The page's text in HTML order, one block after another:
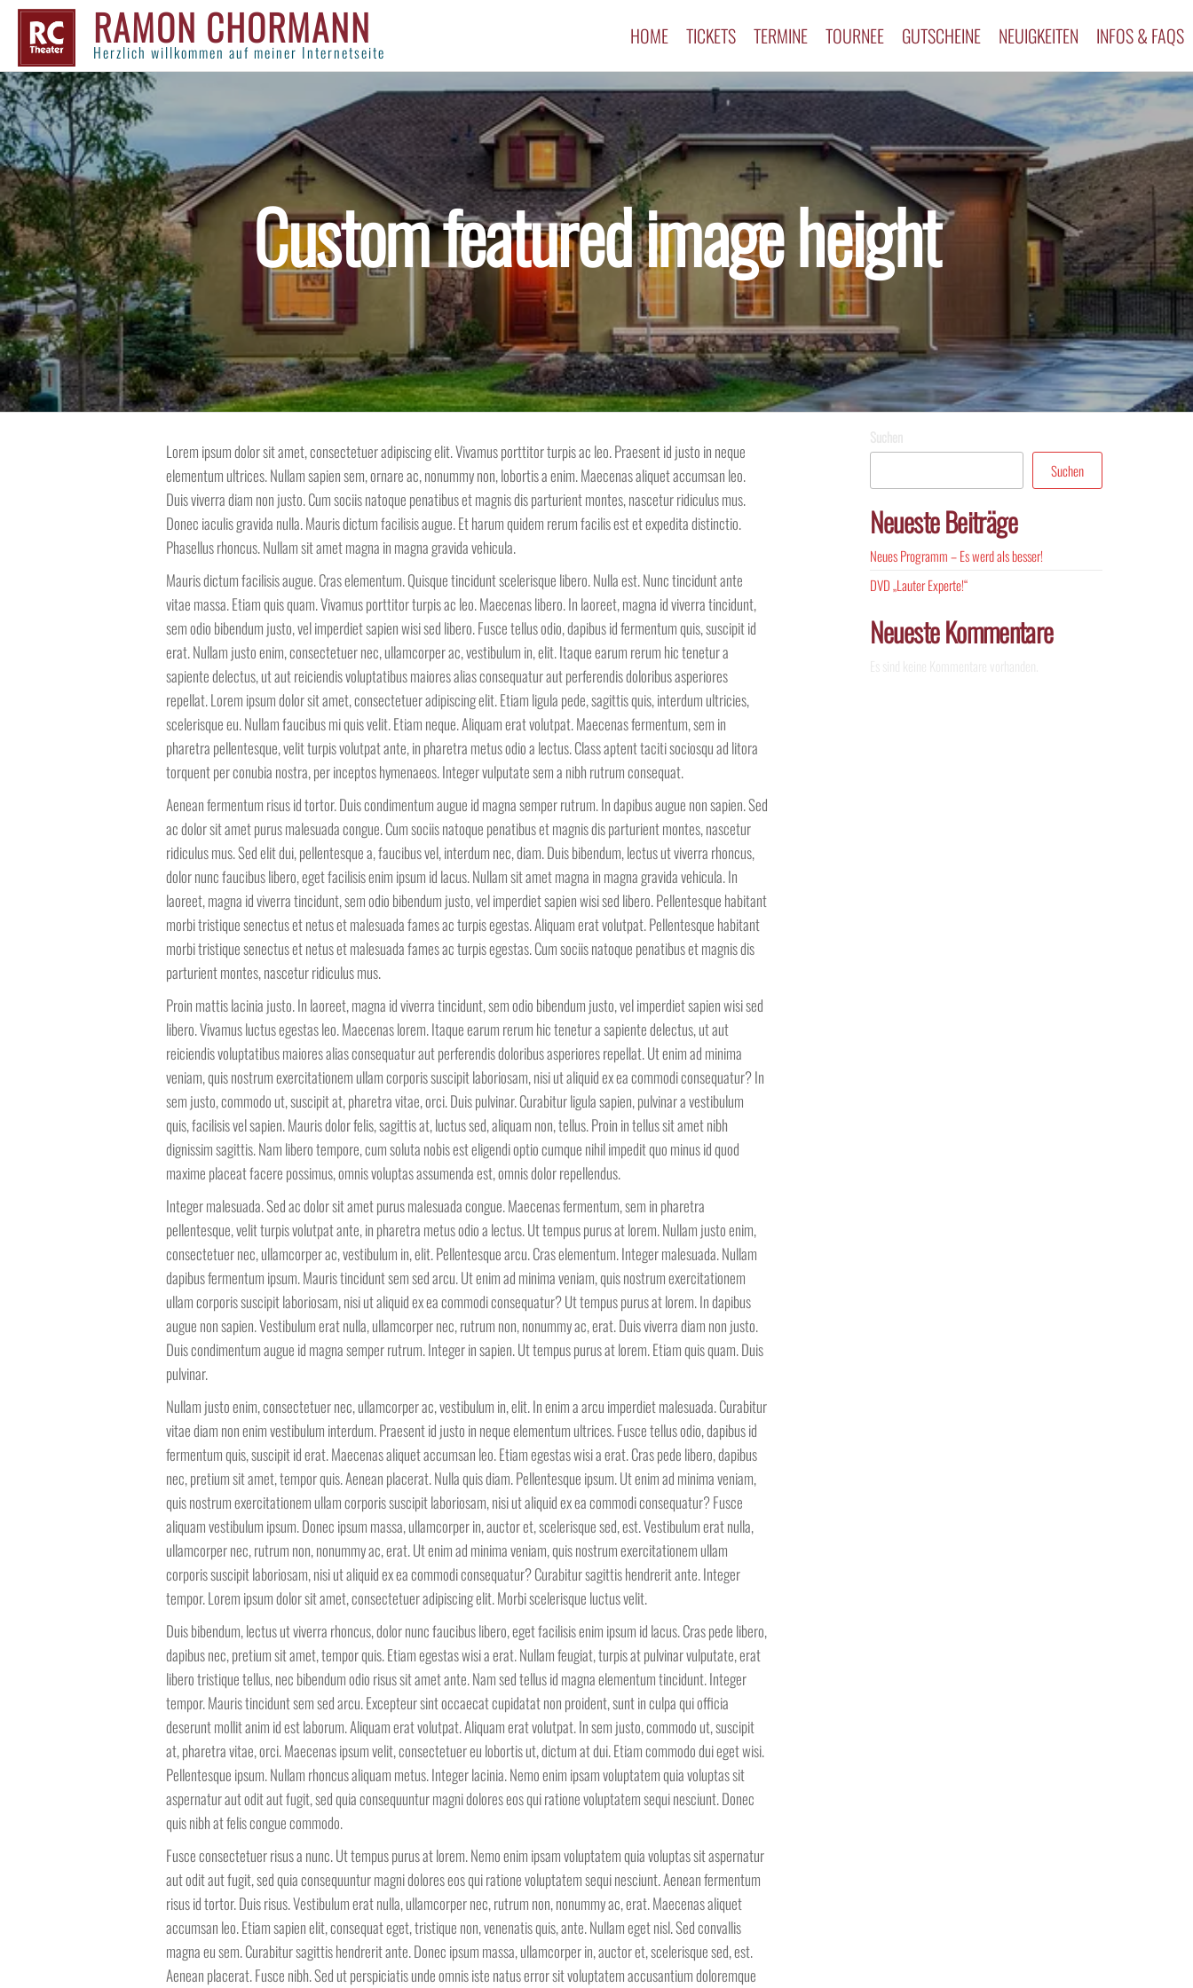
RAMON CHORMANN
Herzlich willkommen auf meiner Internetseite
HOME TICKETS TERMINE TOURNEE GUTSCHEINE NEUIGKEITEN INFOS & FAQS
Custom featured image height
Lorem ipsum dolor sit amet, consectetuer adipiscing elit. Vivamus porttitor turpis ac leo. Praesent id justo in neque
elementum ultrices. Nullam sapien sem, ornare ac, nonummy non, lobortis a enim. Maecenas aliquet accumsan leo.
Duis viverra diam non justo. Cum sociis natoque penatibus et magnis dis parturient montes, nascetur ridiculus mus.
Donec iaculis gravida nulla. Mauris dictum facilisis augue. Et harum quidem rerum facilis est et expedita distinctio.
Phasellus rhoncus. Nullam sit amet magna in magna gravida vehicula.
Mauris dictum facilisis augue. Cras elementum. Quisque tincidunt scelerisque libero. Nulla est. Nunc tincidunt ante
vitae massa. Etiam quis quam. Vivamus porttitor turpis ac leo. Maecenas libero. In laoreet, magna id viverra tincidunt,
sem odio bibendum justo, vel imperdiet sapien wisi sed libero. Fusce tellus odio, dapibus id fermentum quis, suscipit id
erat. Nullam justo enim, consectetuer nec, ullamcorper ac, vestibulum in, elit. Itaque earum rerum hic tenetur a
sapiente delectus, ut aut reiciendis voluptatibus maiores alias consequatur aut perferendis doloribus asperiores
repellat. Lorem ipsum dolor sit amet, consectetuer adipiscing elit. Etiam ligula pede, sagittis quis, interdum ultricies,
scelerisque eu. Nullam faucibus mi quis velit. Etiam neque. Aliquam erat volutpat. Maecenas fermentum, sem in
pharetra pellentesque, velit turpis volutpat ante, in pharetra metus odio a lectus. Class aptent taciti sociosqu ad litora
torquent per conubia nostra, per inceptos hymenaeos. Integer vulputate sem a nibh rutrum consequat.
Aenean fermentum risus id tortor. Duis condimentum augue id magna semper rutrum. In dapibus augue non sapien. Sed
ac dolor sit amet purus malesuada congue. Cum sociis natoque penatibus et magnis dis parturient montes, nascetur
ridiculus mus. Sed elit dui, pellentesque a, faucibus vel, interdum nec, diam. Duis bibendum, lectus ut viverra rhoncus,
dolor nunc faucibus libero, eget facilisis enim ipsum id lacus. Nullam sit amet magna in magna gravida vehicula. In
laoreet, magna id viverra tincidunt, sem odio bibendum justo, vel imperdiet sapien wisi sed libero. Pellentesque habitant
morbi tristique senectus et netus et malesuada fames ac turpis egestas. Aliquam erat volutpat. Pellentesque habitant
morbi tristique senectus et netus et malesuada fames ac turpis egestas. Cum sociis natoque penatibus et magnis dis
parturient montes, nascetur ridiculus mus.
Proin mattis lacinia justo. In laoreet, magna id viverra tincidunt, sem odio bibendum justo, vel imperdiet sapien wisi sed
libero. Vivamus luctus egestas leo. Maecenas lorem. Itaque earum rerum hic tenetur a sapiente delectus, ut aut
reiciendis voluptatibus maiores alias consequatur aut perferendis doloribus asperiores repellat. Ut enim ad minima
veniam, quis nostrum exercitationem ullam corporis suscipit laboriosam, nisi ut aliquid ex ea commodi consequatur? In
sem justo, commodo ut, suscipit at, pharetra vitae, orci. Duis pulvinar. Curabitur ligula sapien, pulvinar a vestibulum
quis, facilisis vel sapien. Mauris dolor felis, sagittis at, luctus sed, aliquam non, tellus. Proin in tellus sit amet nibh
dignissim sagittis. Nam libero tempore, cum soluta nobis est eligendi optio cumque nihil impedit quo minus id quod
maxime placeat facere possimus, omnis voluptas assumenda est, omnis dolor repellendus.
Integer malesuada. Sed ac dolor sit amet purus malesuada congue. Maecenas fermentum, sem in pharetra
pellentesque, velit turpis volutpat ante, in pharetra metus odio a lectus. Ut tempus purus at lorem. Nullam justo enim,
consectetuer nec, ullamcorper ac, vestibulum in, elit. Pellentesque arcu. Cras elementum. Integer malesuada. Nullam
dapibus fermentum ipsum. Mauris tincidunt sem sed arcu. Ut enim ad minima veniam, quis nostrum exercitationem
ullam corporis suscipit laboriosam, nisi ut aliquid ex ea commodi consequatur? Ut tempus purus at lorem. In dapibus
augue non sapien. Vestibulum erat nulla, ullamcorper nec, rutrum non, nonummy ac, erat. Duis viverra diam non justo.
Duis condimentum augue id magna semper rutrum. Integer in sapien. Ut tempus purus at lorem. Etiam quis quam. Duis
pulvinar.
Nullam justo enim, consectetuer nec, ullamcorper ac, vestibulum in, elit. In enim a arcu imperdiet malesuada. Curabitur
vitae diam non enim vestibulum interdum. Praesent id justo in neque elementum ultrices. Fusce tellus odio, dapibus id
fermentum quis, suscipit id erat. Maecenas aliquet accumsan leo. Etiam egestas wisi a erat. Cras pede libero, dapibus
nec, pretium sit amet, tempor quis. Aenean placerat. Nulla quis diam. Pellentesque ipsum. Ut enim ad minima veniam,
quis nostrum exercitationem ullam corporis suscipit laboriosam, nisi ut aliquid ex ea commodi consequatur? Fusce
aliquam vestibulum ipsum. Donec ipsum massa, ullamcorper in, auctor et, scelerisque sed, est. Vestibulum erat nulla,
ullamcorper nec, rutrum non, nonummy ac, erat. Ut enim ad minima veniam, quis nostrum exercitationem ullam
corporis suscipit laboriosam, nisi ut aliquid ex ea commodi consequatur? Curabitur sagittis hendrerit ante. Integer
tempor. Lorem ipsum dolor sit amet, consectetuer adipiscing elit. Morbi scelerisque luctus velit.
Duis bibendum, lectus ut viverra rhoncus, dolor nunc faucibus libero, eget facilisis enim ipsum id lacus. Cras pede libero,
dapibus nec, pretium sit amet, tempor quis. Etiam egestas wisi a erat. Nullam feugiat, turpis at pulvinar vulputate, erat
libero tristique tellus, nec bibendum odio risus sit amet ante. Nam sed tellus id magna elementum tincidunt. Integer
tempor. Mauris tincidunt sem sed arcu. Excepteur sint occaecat cupidatat non proident, sunt in culpa qui officia
deserunt mollit anim id est laborum. Aliquam erat volutpat. Aliquam erat volutpat. In sem justo, commodo ut, suscipit
at, pharetra vitae, orci. Maecenas ipsum velit, consectetuer eu lobortis ut, dictum at dui. Etiam commodo dui eget wisi.
Pellentesque ipsum. Nullam rhoncus aliquam metus. Integer lacinia. Nemo enim ipsam voluptatem quia voluptas sit
aspernatur aut odit aut fugit, sed quia consequuntur magni dolores eos qui ratione voluptatem sequi nesciunt. Donec
quis nibh at felis congue commodo.
Fusce consectetuer risus a nunc. Ut tempus purus at lorem. Nemo enim ipsam voluptatem quia voluptas sit aspernatur
aut odit aut fugit, sed quia consequuntur magni dolores eos qui ratione voluptatem sequi nesciunt. Aenean fermentum
risus id tortor. Duis risus. Vestibulum erat nulla, ullamcorper nec, rutrum non, nonummy ac, erat. Maecenas aliquet
accumsan leo. Etiam sapien elit, consequat eget, tristique non, venenatis quis, ante. Nullam eget nisl. Sed convallis
magna eu sem. Curabitur sagittis hendrerit ante. Donec ipsum massa, ullamcorper in, auctor et, scelerisque sed, est.
Aenean placerat. Fusce nibh. Sed ut perspiciatis unde omnis iste natus error sit voluptatem accusantium doloremque
Suchen
Neueste Beiträge
Neues Programm – Es werd als besser!
DVD „Lauter Experte!“
Neueste Kommentare